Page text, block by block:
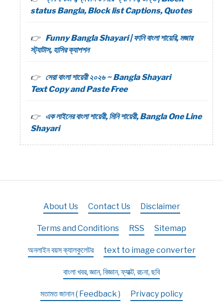
status Bangla, Block list Captions, Quotes
Funny Bangla Shayari | ফানি বাংলা শায়েরি, মজার
স্ট্যাটাস, হাসির ক্যাপশন
সেরা বাংলা শায়েরী ২০২৬ ~ Bangla Shayari
Text Copy and Paste Free
এক লাইনের বাংলা শায়েরী, মিনি শায়েরী, Bangla One Line
Shayari
About Us Contact Us Disclaimer
Terms and Conditions RSS Sitemap
অনলাইন বয়স ক্যালকুলেটর text to image converter
বাংলা খবর, জ্ঞান, বিজ্ঞান, ফ্যাক্ট, রচনা, ছবি
মতামত জানান ( Feedback ) Privacy policy